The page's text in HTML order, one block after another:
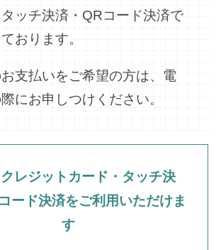
ッチ決済・QRコード決済で
おります。
支払いをご希望の方は、電
にお申しつけください。
レジットカード・タッチ決
ード決済をご利用いただけま
す